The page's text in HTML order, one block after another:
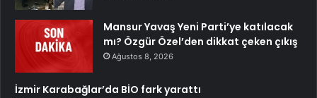
Mansur Yavaş Yeni Parti’ye katılacak
mı? Özgür Özel’den dikkat çeken çıkış
Ağustos 8, 2026
İzmir Karabağlar’da BİO fark yarattı